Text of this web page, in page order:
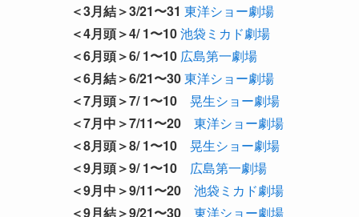
＜3月結＞3/21〜31 東洋ショー劇場
＜4月頭＞4/ 1〜10池袋ミカド劇場
＜6月頭＞6/ 1〜10 広島第一劇場
＜6月結＞6/21〜30東洋ショー劇場
＜7月頭＞7/ 1〜10
晃生ショー劇場
＜7月中＞7/11〜20
東洋ショー劇場
＜8月頭＞8/ 1〜10
晃生ショー劇場
＜9月頭＞9/ 1〜10
広島第一劇場
＜9月中＞9/11〜20
池袋ミカド劇場
＜9月結＞9/21〜30
東洋ショー劇場